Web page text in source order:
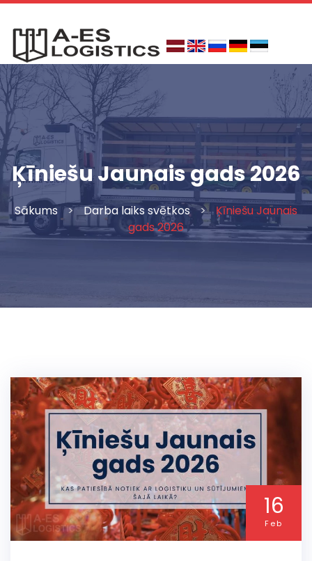
Skip
content
Ķīniešu Jaunais gads 2026
Sākums > Darba laiks svētkos > Ķīniešu Jaunais
gads 2026
16
Feb